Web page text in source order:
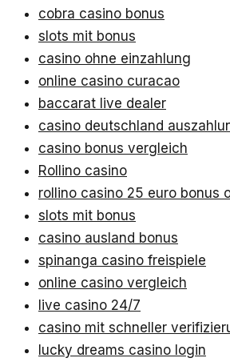
cobra casino bonus
slots mit bonus
casino ohne einzahlung
online casino curacao
baccarat live dealer
casino deutschland
casino bonus vergleich
Rollino casino
rollino casino 25 euro bonus
slots mit bonus
casino ausland bonus
spinanga casino freispiele
online casino vergleich
live casino 24/7
casino mit schneller
lucky dreams casino login